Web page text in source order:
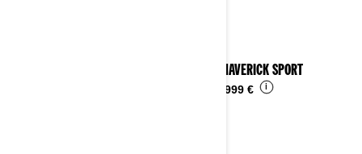
2025 MAVERICK SPORT
24.999 € i